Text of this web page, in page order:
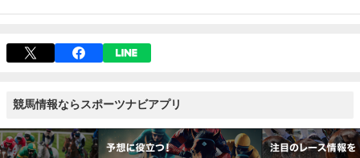
競馬情報ならスポーツナビアプリ